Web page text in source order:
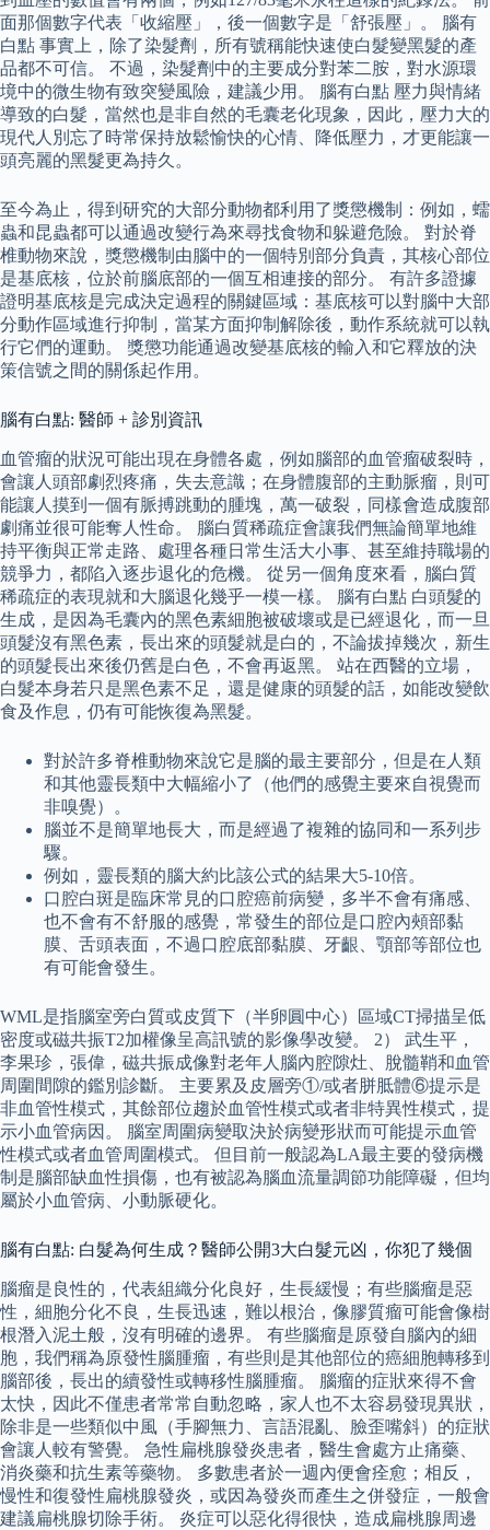
面那個數字代表「收縮壓」，後一個數字是「舒張壓」。 腦有
白點 事實上，除了染髮劑，所有號稱能快速使白髮變黑髮的產
品都不可信。 不過，染髮劑中的主要成分對苯二胺，對水源環
境中的微生物有致突變風險，建議少用。 腦有白點 壓力與情緒
導致的白髮，當然也是非自然的毛囊老化現象，因此，壓力大的
現代人別忘了時常保持放鬆愉快的心情、降低壓力，才更能讓一
頭亮麗的黑髮更為持久。
至今為止，得到研究的大部分動物都利用了獎懲機制：例如，蠕
蟲和昆蟲都可以通過改變行為來尋找食物和躲避危險。 對於脊
椎動物來說，獎懲機制由腦中的一個特別部分負責，其核心部位
是基底核，位於前腦底部的一個互相連接的部分。 有許多證據
證明基底核是完成決定過程的關鍵區域：基底核可以對腦中大部
分動作區域進行抑制，當某方面抑制解除後，動作系統就可以執
行它們的運動。 獎懲功能通過改變基底核的輸入和它釋放的決
策信號之間的關係起作用。
腦有白點: 醫師 + 診別資訊
血管瘤的狀況可能出現在身體各處，例如腦部的血管瘤破裂時，
會讓人頭部劇烈疼痛，失去意識；在身體腹部的主動脈瘤，則可
能讓人摸到一個有脈搏跳動的腫塊，萬一破裂，同樣會造成腹部
劇痛並很可能奪人性命。 腦白質稀疏症會讓我們無論簡單地維
持平衡與正常走路、處理各種日常生活大小事、甚至維持職場的
競爭力，都陷入逐步退化的危機。 從另一個角度來看，腦白質
稀疏症的表現就和大腦退化幾乎一模一樣。 腦有白點 白頭髮的
生成，是因為毛囊內的黑色素細胞被破壞或是已經退化，而一旦
頭髮沒有黑色素，長出來的頭髮就是白的，不論拔掉幾次，新生
的頭髮長出來後仍舊是白色，不會再返黑。 站在西醫的立場，
白髮本身若只是黑色素不足，還是健康的頭髮的話，如能改變飲
食及作息，仍有可能恢復為黑髮。
對於許多脊椎動物來說它是腦的最主要部分，但是在人類
和其他靈長類中大幅縮小了（他們的感覺主要來自視覺而
非嗅覺）。
腦並不是簡單地長大，而是經過了複雜的協同和一系列步
驟。
例如，靈長類的腦大約比該公式的結果大5-10倍。
口腔白斑是臨床常見的口腔癌前病變，多半不會有痛感、
也不會有不舒服的感覺，常發生的部位是口腔內頰部黏
膜、舌頭表面，不過口腔底部黏膜、牙齦、顎部等部位也
有可能會發生。
WML是指腦室旁白質或皮質下（半卵圓中心）區域CT掃描呈低
密度或磁共振T2加權像呈高訊號的影像學改變。 2） 武生平，
李果珍，張偉，磁共振成像對老年人腦內腔隙灶、脫髓鞘和血管
周圍間隙的鑑別診斷。 主要累及皮層旁①/或者胼胝體⑥提示是
非血管性模式，其餘部位趨於血管性模式或者非特異性模式，提
示小血管病因。 腦室周圍病變取決於病變形狀而可能提示血管
性模式或者血管周圍模式。 但目前一般認為LA最主要的發病機
制是腦部缺血性損傷，也有被認為腦血流量調節功能障礙，但均
屬於小血管病、小動脈硬化。
腦有白點: 白髮為何生成？醫師公開3大白髮元凶，你犯了幾個
腦瘤是良性的，代表組織分化良好，生長緩慢；有些腦瘤是惡
性，細胞分化不良，生長迅速，難以根治，像膠質瘤可能會像樹
根潛入泥土般，沒有明確的邊界。 有些腦瘤是原發自腦內的細
胞，我們稱為原發性腦腫瘤，有些則是其他部位的癌細胞轉移到
腦部後，長出的續發性或轉移性腦腫瘤。 腦瘤的症狀來得不會
太快，因此不僅患者常常自動忽略，家人也不太容易發現異狀，
除非是一些類似中風（手腳無力、言語混亂、臉歪嘴斜）的症狀
會讓人較有警覺。 急性扁桃腺發炎患者，醫生會處方止痛藥、
消炎藥和抗生素等藥物。 多數患者於一週內便會痊愈；相反，
慢性和復發性扁桃腺發炎，或因為發炎而產生之併發症，一般會
建議扁桃腺切除手術。 炎症可以惡化得很快，造成扁桃腺周邊